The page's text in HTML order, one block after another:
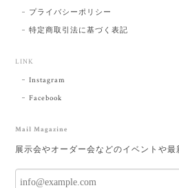
プライバシーポリシー
特定商取引法に基づく表記
LINK
Instagram
Facebook
Mail Magazine
展示会やオーダー会などのイベントや最